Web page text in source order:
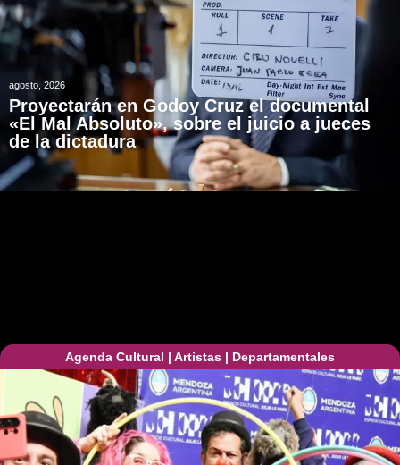
agosto, 2026
Proyectarán en Godoy Cruz el documental
«El Mal Absoluto», sobre el juicio a jueces
de la dictadura
Agenda Cultural | Artistas | Departamentales